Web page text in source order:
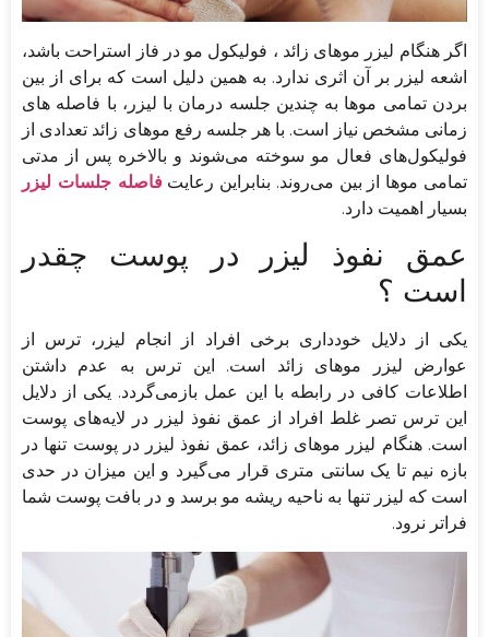
اگر هنگام لیزر موهای زائد ، فولیکول مو در فاز استراحت باشد،
اشعه لیزر بر آن اثری ندارد. به همین دلیل است که برای از بین
بردن تمامی ‌موها به چندین جلسه درمان با لیزر، با فاصله های
زمانی مشخص نیاز است. با هر جلسه رفع موهای زائد تعدادی از
فولیکول‌های فعال مو سوخته می‌شوند و بالاخره پس از مدتی
تمامی‌ موها از بین می‌روند. بنابراین رعایتفاصله جلسات لیزر
بسیار اهمیت دارد.
عمق نفوذ لیزر در پوست چقدر
است ؟
یکی از دلایل خودداری برخی افراد از انجام لیزر، ترس از
عوارض لیزر موهای زائد است. این ترس به عدم داشتن
اطلاعات کافی در رابطه با این عمل بازمی‌گردد. یکی از دلایل
این ترس تصر غلط افراد از عمق نفوذ لیزر در لایه‌های پوست
است. هنگام لیزر موهای زائد، عمق نفوذ لیزر در پوست تنها در
بازه نیم تا یک سانتی متری قرار می‌گیرد و این میزان در حدی
است که لیزر تنها به ناحیه ریشه مو برسد و در بافت پوست شما
فراتر نرود.